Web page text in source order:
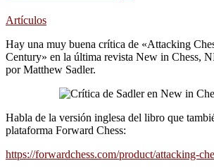
Artículos
Hay una muy buena crítica de «Attacking
Century» en la última revista New in Chess,
por Matthew Sadler.
Habla de la versión inglesa del libro que
plataforma Forward Chess:
https://forwardchess.com/product/attacking-